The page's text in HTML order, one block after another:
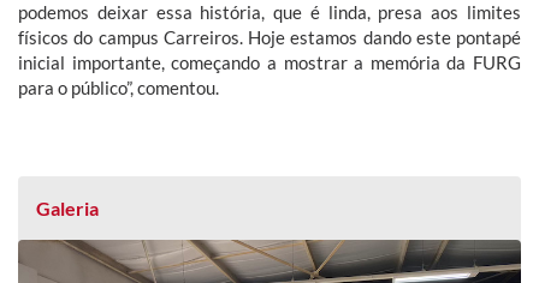
podemos deixar essa história, que é linda, presa aos limites
físicos do campus Carreiros. Hoje estamos dando este pontapé
inicial importante, começando a mostrar a memória da FURG
para o público”, comentou.
Galeria